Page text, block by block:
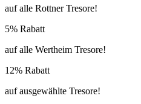
auf alle Rottner Tresore!
5% Rabatt
auf alle Wertheim Tresore!
12% Rabatt
auf ausgewählte Tresore!